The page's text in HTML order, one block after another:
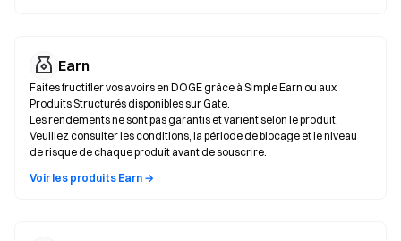
Earn
Faites fructifier vos avoirs en DOGE grâce à Simple Earn ou aux
Produits Structurés disponibles sur Gate.
Les rendements ne sont pas garantis et varient selon le produit.
Veuillez consulter les conditions, la période de blocage et le niveau
de risque de chaque produit avant de souscrire.
Voir les produits Earn →